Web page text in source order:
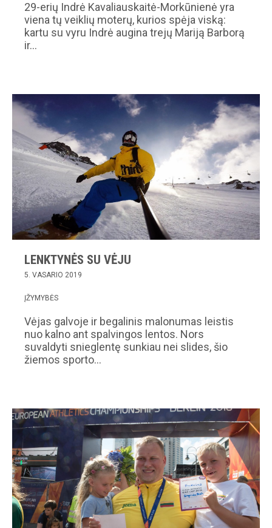
29-erių Indrė Kavaliauskaitė-Morkūnienė yra
viena tų veiklių moterų, kurios spėja viską:
kartu su vyru Indrė augina trejų Mariją Barborą
ir…
LENKTYNĖS SU VĖJU
5. VASARIO 2019
ĮŽYMYBĖS
Vėjas galvoje ir begalinis malonumas leistis
nuo kalno ant spalvingos lentos. Nors
suvaldyti snieglentę sunkiau nei slides, šio
žiemos sporto…